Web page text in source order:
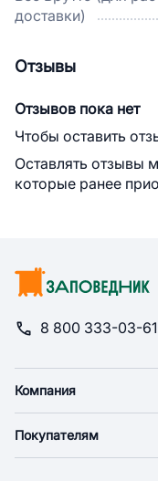
доставки)
Отзывы
Отзывов пока нет
Чтобы оставить
Оставлять отзывы
которые ранее
8 800 333-03-61
Компания
Новости
Покупателям